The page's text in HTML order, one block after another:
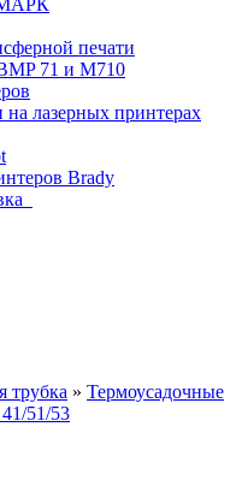
печати
71 и M710
лазерных принтерах
Brady
трубка » Термоусадочные
51/53